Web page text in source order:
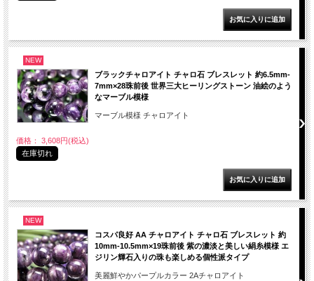
NEW
ブラックチャロアイト チャロ石 ブレスレット 約6.5mm-
7mm×28珠前後 世界三大ヒーリングストーン 油絵のよう
なマーブル模様
マーブル模様 チャロアイト
価格： 3,608円(税込)
在庫切れ
NEW
コスパ良好 AA チャロアイト チャロ石 ブレスレット 約
10mm-10.5mm×19珠前後 紫の濃淡と美しい絹糸模様 エ
ジリン輝石入りの珠も楽しめる個性派タイプ
美麗鮮やかパープルカラー 2Aチャロアイト